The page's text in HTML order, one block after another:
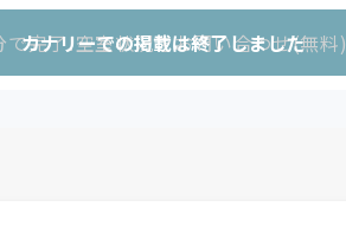
で完了!空室状況をお問い合わせ(無料)
カナリーでの掲載は終了しました